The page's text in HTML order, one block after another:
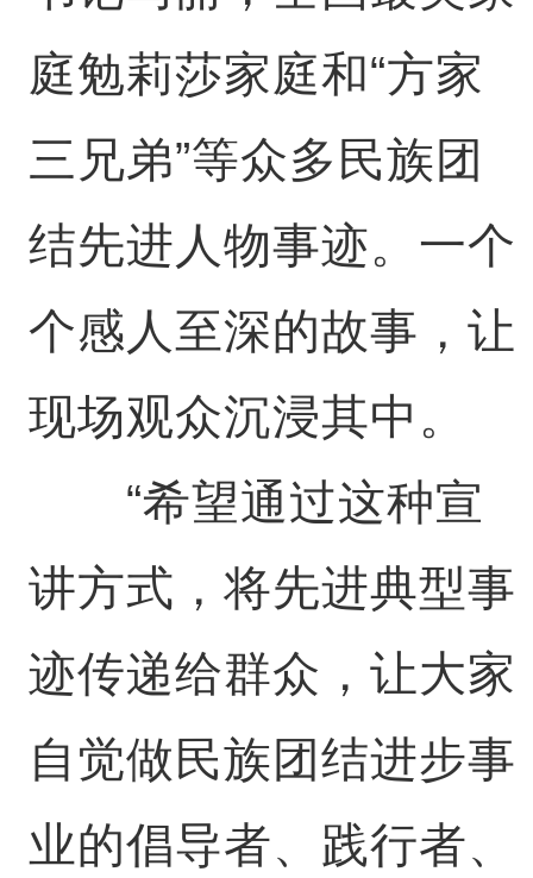
庭勉莉莎家庭和“方家
三兄弟”等众多民族团
结先进人物事迹。一个
个感人至深的故事，让
现场观众沉浸其中。
“希望通过这种宣
讲方式，将先进典型事
迹传递给群众，让大家
自觉做民族团结进步事
业的倡导者、践行者、